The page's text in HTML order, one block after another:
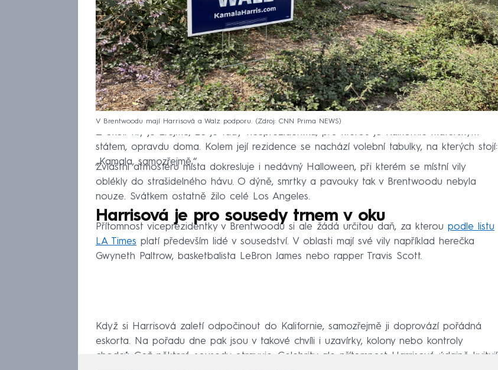
V Brentwoodu mají Harrisová a Walz podporu. Zdroj: CNN Prima NEWS
Z okolí vily je zřejmé, že je tady viceprezidentka, pro kterou je Kalifornie mateřským
státem, opravdu doma. Kolem její rezidence se nachází volební tabulky, na kterých stojí:
„Kamala, samozřejmě.“
Zvláštní atmosféru místa dokresluje i nedávný Halloween, při kterém se místní vily
oblékly do strašidelného hávu. O dýně, smrtky a pavouky tak v Brentwoodu nebyla
nouze. Svátkem ostatně žilo celé Los Angeles.
Harrisová je pro sousedy trnem v oku
Přítomnost viceprezidentky v Brentwoodu si ale žádá určitou daň, za kterou podle listu
LA Times platí především lidé v sousedství. V oblasti mají své vily například herečka
Gwyneth Paltrow, basketbalista LeBron James nebo rapper Travis Scott.
Když si Harrisová zaletí odpočinout do Kalifornie, samozřejmě ji doprovází pořádná
eskorta. Na pořadu dne pak jsou v takové chvíli i uzavírky, kolony nebo kontroly
chodců. Což některé sousedy otravuje. Celebrity ale přítomnost Harrisové údajně kvitují.